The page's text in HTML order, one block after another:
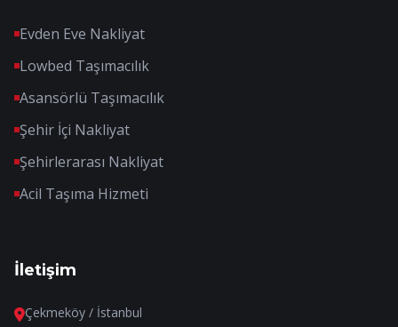
Evden Eve Nakliyat
Lowbed Taşımacılık
Asansörlü Taşımacılık
Şehir İçi Nakliyat
Şehirlerarası Nakliyat
Acil Taşıma Hizmeti
İletişim
Çekmeköy / İstanbul